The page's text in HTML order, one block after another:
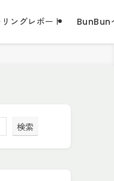
ングレポート BunBun
検索